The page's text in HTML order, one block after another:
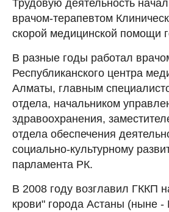
Трудовую деятельность
врачом-терапевтом
скорой медицинской помощи
В разные годы работал
Республиканского центра
Алматы, главным
отдела, начальником
здравоохранения,
отдела обеспечения
социально-культурному
парламента РК.
В 2008 году возглавил ГККП
крови" города Астаны (ныне